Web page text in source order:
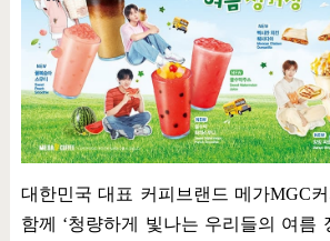
대한민국 대표 커피브랜드 메가MGC
함께 ‘청량하게 빛나는 우리들의 여름